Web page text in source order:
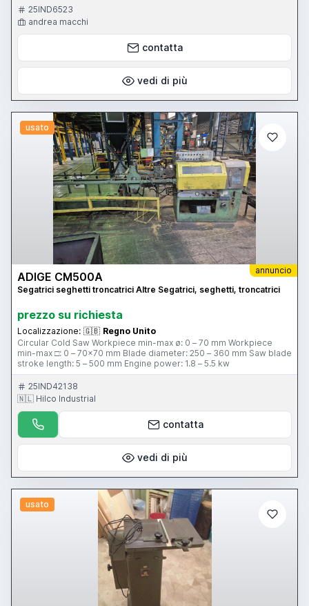
25IND6523
andrea macchi
contatta
vedi di più
usato
annuncio
ADIGE CM500A
Segatrici seghetti troncatrici Altre Segatrici, seghetti, troncatrici
prezzo su richiesta
Localizzazione: 🇬🇧 Regno Unito
Circular Cold Saw Workpiece min-max ø: 0 – 70 mm Workpiece
min-max □: 0 – 70×70 mm Blade diameter: 250 – 360 mm Saw blade
stroke length: 5 – 500 mm Engine power: 1.8 – 5.5 kw
25IND42138
🇳🇱 Hilco Industrial
contatta
vedi di più
usato